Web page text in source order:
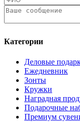
Категории
Деловые
Ежедневник
Зонты
Кружки
Наградная
Подарочные
Премиум